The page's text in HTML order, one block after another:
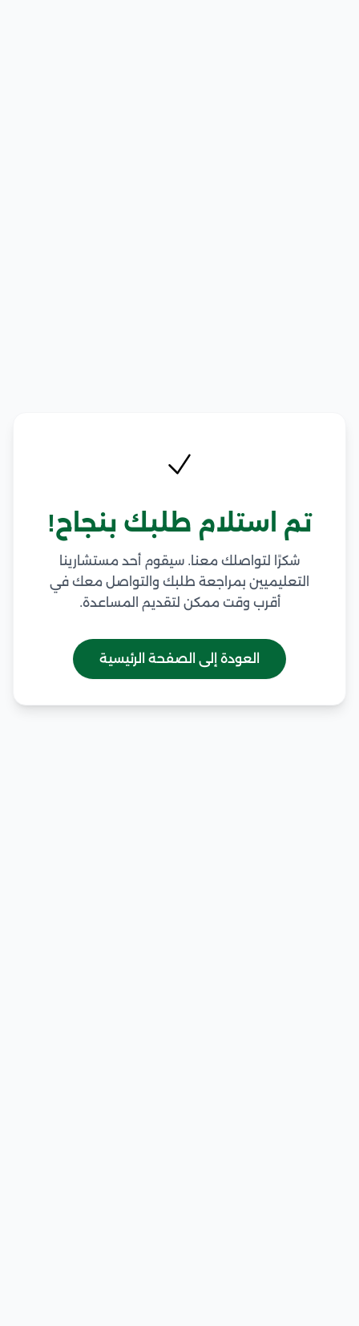
تم استلام طلبك بنجاح!
شكرًا لتواصلك معنا. سيقوم أحد مستشارينا
التعليميين بمراجعة طلبك والتواصل معك في
أقرب وقت ممكن لتقديم المساعدة.
العودة إلى الصفحة الرئيسية